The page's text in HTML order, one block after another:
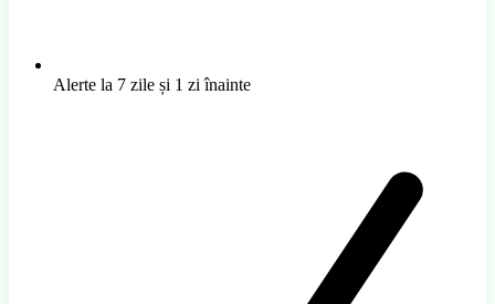
Alerte la 7 zile și 1 zi înainte